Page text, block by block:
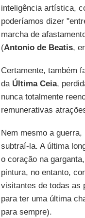
inteligência artística,
poderíamos dizer
marcha de
(Antonio de Beatis,
Certamente, também
da Última Ceia,
nunca totalmente
remunerativas
Nem mesmo a
subtraí-la. A última
o coração na
pintura, no entanto,
visitantes de todas as
para ter uma última
para sempre).